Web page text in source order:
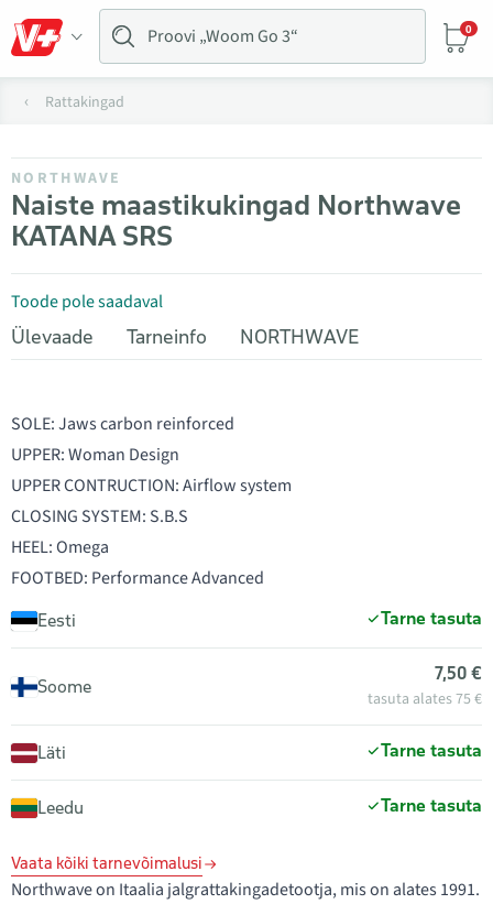
0
Rattakingad
NORTHWAVE
Naiste maastikukingad Northwave
KATANA SRS
Toode pole saadaval
Ülevaade
Tarneinfo NORTHWAVE
SOLE: Jaws carbon reinforced
UPPER: Woman Design
UPPER CONTRUCTION: Airflow system
CLOSING SYSTEM: S.B.S
HEEL: Omega
FOOTBED: Performance Advanced
Eesti Tarne tasuta
Soome
7,50 €
tasuta alates 75 €
Läti Tarne tasuta
Leedu Tarne tasuta
Vaata kõiki tarnevõimalusi
Northwave on Itaalia jalgrattakingadetootja, mis on alates 1991.